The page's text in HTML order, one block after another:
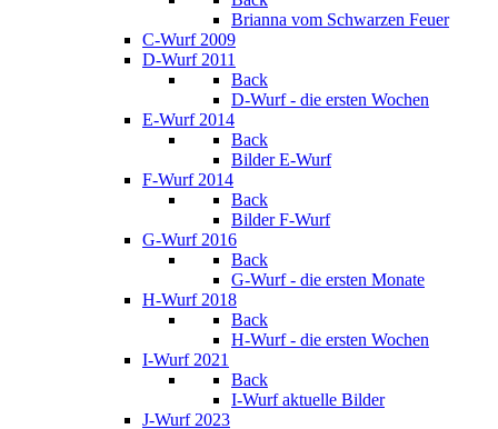
Brianna vom Schwarzen Feuer
C-Wurf 2009
D-Wurf 2011
Back
D-Wurf - die ersten Wochen
E-Wurf 2014
Back
Bilder E-Wurf
F-Wurf 2014
Back
Bilder F-Wurf
G-Wurf 2016
Back
G-Wurf - die ersten Monate
H-Wurf 2018
Back
H-Wurf - die ersten Wochen
I-Wurf 2021
Back
I-Wurf aktuelle Bilder
J-Wurf 2023